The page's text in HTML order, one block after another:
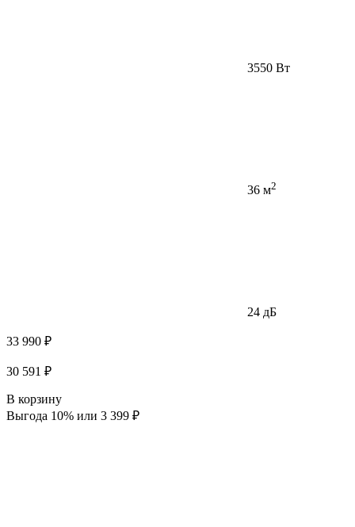
3550 Вт
36 м2
24 дБ
33 990 ₽
30 591 ₽
В корзину
Выгода 10% или 3 399 ₽